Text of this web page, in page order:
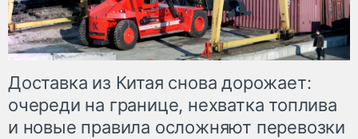
Доставка из Китая снова дорожает:
очереди на границе, нехватка топлива
и новые правила осложняют перевозки